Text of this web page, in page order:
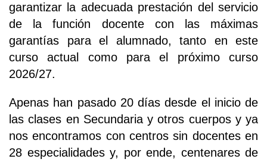
garantizar la adecuada prestación del servicio
de la función docente con las máximas
garantías para el alumnado, tanto en este
curso actual como para el próximo curso
2026/27.
Apenas han pasado 20 días desde el inicio de
las clases en Secundaria y otros cuerpos y ya
nos encontramos con centros sin docentes en
28 especialidades y, por ende, centenares de